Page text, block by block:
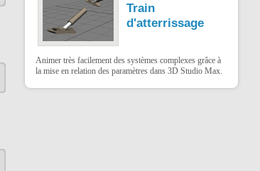
Train
d'atterrissage
Animer très facilement des systèmes complexes grâce à
la mise en relation des paramètres dans 3D Studio Max.